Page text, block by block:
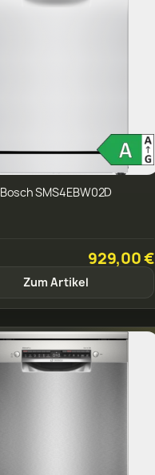
Bosch SMS4EBW02D
929,00 €
Zum Artikel